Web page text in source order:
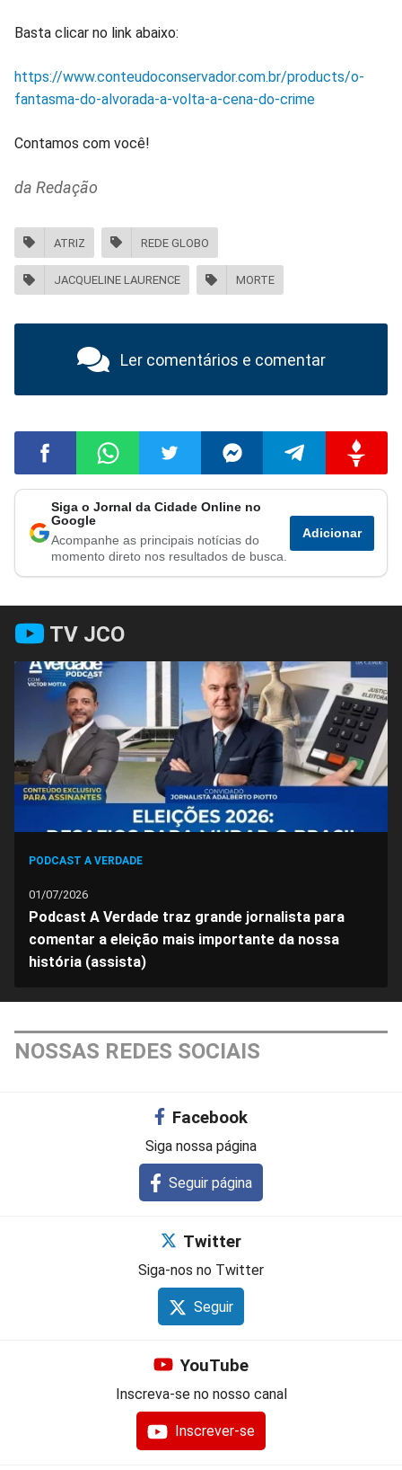
Basta clicar no link abaixo:
https://www.conteudoconservador.com.br/products/o-
fantasma-do-alvorada-a-volta-a-cena-do-crime
Contamos com você!
da Redação
ATRIZ REDE GLOBO
JACQUELINE LAURENCE MORTE
Ler comentários e comentar
Compartilhar
no
Facebook
Compartilhar
no
Whatsapp
Compartilhar
no
Twitter
Compartilhar
no
Messenger
Compartilhar
no
Telegram
no
Gettr
Siga o Jornal da Cidade Online no
Google
Acompanhe as principais notícias do
momento direto nos resultados de busca.
Adicionar
TV JCO
PODCAST A VERDADE
01/07/2026
Podcast A Verdade traz grande jornalista para
comentar a eleição mais importante da nossa
história (assista)
NOSSAS REDES SOCIAIS
Facebook
Siga nossa página
Seguir página
Twitter
Siga-nos no Twitter
Seguir
YouTube
Inscreva-se no nosso canal
Inscrever-se